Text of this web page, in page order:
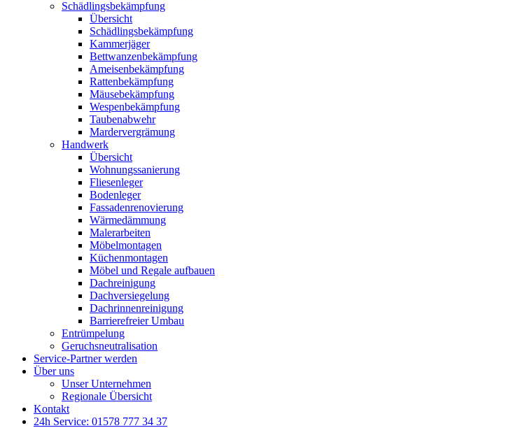
Schädlingsbekämpfung
Übersicht
Schädlingsbekämpfung
Kammerjäger
Bettwanzenbekämpfung
Ameisenbekämpfung
Rattenbekämpfung
Mäusebekämpfung
Wespenbekämpfung
Taubenabwehr
Mardervergrämung
Handwerk
Übersicht
Wohnungssanierung
Fliesenleger
Bodenleger
Fassadenrenovierung
Wärmedämmung
Malerarbeiten
Möbelmontagen
Küchenmontagen
Möbel und Regale aufbauen
Dachreinigung
Dachversiegelung
Dachrinnenreinigung
Barrierefreier Umbau
Entrümpelung
Geruchsneutralisation
Service-Partner werden
Über uns
Unser Unternehmen
Regionale Übersicht
Kontakt
24h Service: 01578 777 34 37